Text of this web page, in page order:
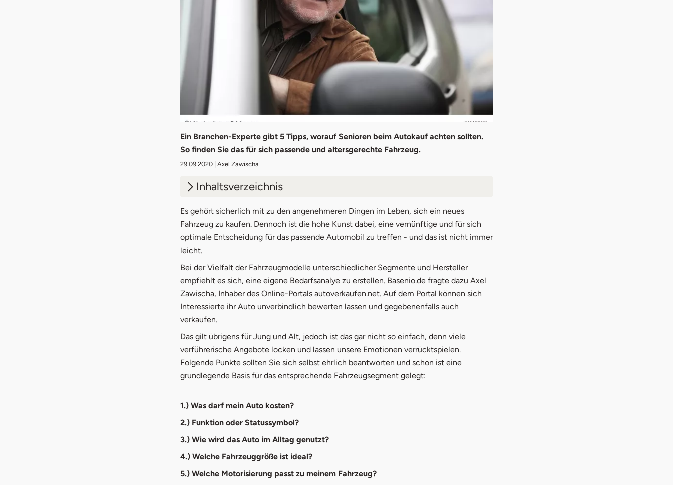
Ein Branchen-Experte gibt 5 Tipps, worauf Senioren beim Autokauf achten sollten.
So finden Sie das für sich passende und altersgerechte Fahrzeug.
29.09.2020 | Axel Zawischa
Inhaltsverzeichnis
1. Tipp 1: Was darf mein Auto kosten?
Tipp 2: Alltagsauto vs. Luxusauto
3.
4. Tipp 4: Die richtige Fahrzeuggröße
5. Tipp 5: Der richtige Motor
Es gehört sicherlich mit zu den angenehmeren Dingen im Leben, sich ein neues
Fahrzeug zu kaufen. Dennoch ist die hohe Kunst dabei, eine vernünftige und für sich
optimale Entscheidung für das passende Automobil zu treffen - und das ist nicht immer
leicht.
Bei der Vielfalt der Fahrzeugmodelle unterschiedlicher Segmente und Hersteller
empfiehlt es sich, eine eigene Bedarfsanalye zu erstellen. Basenio.de fragte dazu Axel
Zawischa, Inhaber des Online-Portals autoverkaufen.net. Auf dem Portal können sich
Interessierte ihrAuto unverbindlich bewerten lassen und gegebenenfalls auch
verkaufenöffnet in neuem Fenster
.
Das gilt übrigens für Jung und Alt, jedoch ist das gar nicht so einfach, denn viele
verführerische Angebote locken und lassen unsere Emotionen verrücktspielen.
Folgende Punkte sollten Sie sich selbst ehrlich beantworten und schon ist eine
grundlegende Basis für das entsprechende Fahrzeugsegment gelegt:
1.) Was darf mein Auto kosten?
2.) Funktion oder Statussymbol?
3.) Wie wird das Auto im Alltag genutzt?
4.) Welche Fahrzeuggröße ist ideal?
5.) Welche Motorisierung passt zu meinem Fahrzeug?